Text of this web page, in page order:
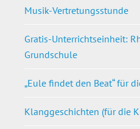
Musik-Vertretungsstunde
Gratis-Unterrichtseinheit:
Grundschule
„Eule findet den Beat“ für
Klanggeschichten (für die